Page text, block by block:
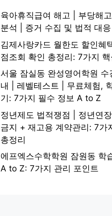
육아휴직급여 해고 | 부당해
분석 | 증거 수집 및 법적 대
김제사랑카드 월한도 할인혜
점조회 확인 총정리: 7가지 핵
서울 잠실동 완성영어학원 수
내 | 레벨테스트 | 무료체험,
기: 7가지 필수 정보 A to Z
정년제도 법적쟁점 | 정년연
금지 + 재고용 계약관리: 7가
총정리
에프엑스수학학원 잠원동 학
A to Z: 7가지 관리 포인트